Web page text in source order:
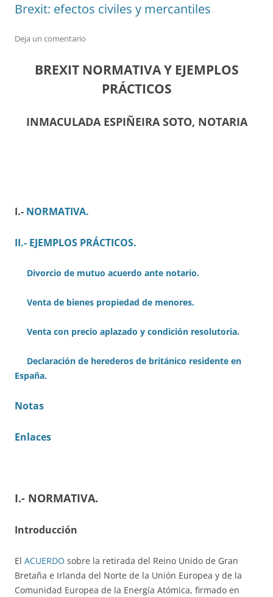
Brexit: efectos civiles y mercantiles
Deja un comentario
BREXIT NORMATIVA Y EJEMPLOS
PRÁCTICOS
INMACULADA ESPIÑEIRA SOTO, NOTARIA
I.- NORMATIVA.
II.- EJEMPLOS PRÁCTICOS.
Divorcio de mutuo acuerdo ante notario.
Venta de bienes propiedad de menores.
Venta con precio aplazado y condición resolutoria.
Declaración de herederos de británico residente en
España.
Notas
Enlaces
I.- NORMATIVA.
Introducción
El ACUERDO sobre la retirada del Reino Unido de Gran
Bretaña e Irlanda del Norte de la Unión Europea y de la
Comunidad Europea de la Energía Atómica, firmado en